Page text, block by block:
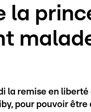
la
la remise en liberté
pour pouvoir être